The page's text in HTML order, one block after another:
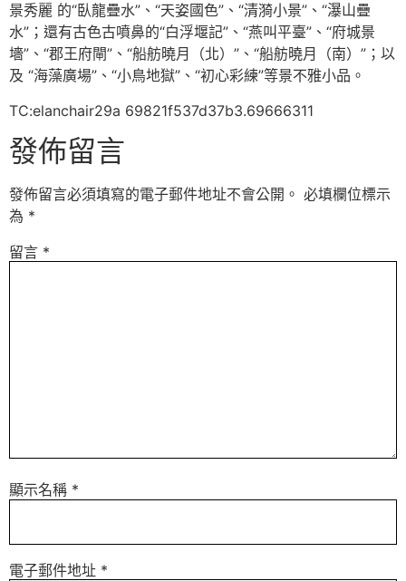
景秀麗 的“臥龍疊水”、“天姿國色”、“清漪小景”、“瀑山疊
水”；還有古色古噴鼻的“白浮堰記”、“燕叫平臺”、“府城景
墻”、“郡王府閘”、“船舫曉月（北）”、“船舫曉月（南）”；以
及 “海藻廣場”、“小鳥地獄”、“初心彩練”等景不雅小品。
TC:elanchair29a 69821f537d37b3.69666311
發佈留言
發佈留言必須填寫的電子郵件地址不會公開。 必填欄位標示
為 *
留言 *
顯示名稱 *
電子郵件地址 *